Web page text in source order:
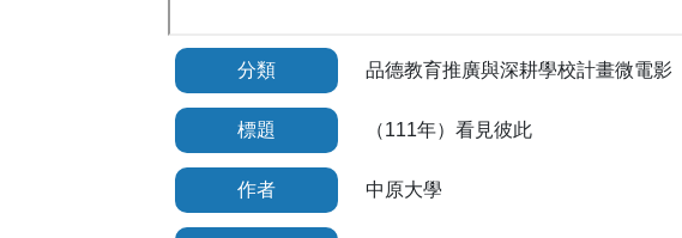
分類 品德教育推廣與深耕學校計畫微電影
標題 （111年）看見彼此
作者 中原大學